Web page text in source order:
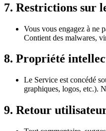
7. Restrictions sur
Vous vous engagez à ne
Contient des malwares,
8. Propriété
Le Service est concédé
graphiques, logos, etc.).
9. Retour